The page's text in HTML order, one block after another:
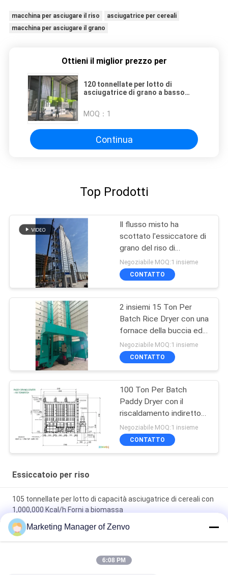
macchina per asciugare il riso
asciugatrice per cereali
macchina per asciugare il grano
Ottieni il miglior prezzo per
120 tonnellate per lotto di
asciugatrice di grano a basso
veloce
MOQ： 1
Continua
Top Prodotti
Il flusso misto ha
scottato l'essiccatore di
grano del riso di
tonnellata/giorno della
risaia 400
Negoziabile MOQ:1 insieme
CONTATTO
2 insiemi 15 Ton Per
Batch Rice Dryer con una
fornace della buccia ed il
bruciatore diesel
Negoziabile MOQ:1 insieme
CONTATTO
100 Ton Per Batch
Paddy Dryer con il
riscaldamento indiretto
della fornace della
buccia
Negoziabile MOQ:1 insieme
CONTATTO
Essiccatoio per riso
105 tonnellate per lotto di capacità asciugatrice di cereali con
1,000,000 Kcal/h Forni a biomassa
Asciugatrice di grano a strato di asciugatura in acciaio
inossidabile 105 tonnellate/ lotto di metodo intelligente e di
riscaldamento ad aria calda
Marketing Manager of Zenvo
6:08 PM